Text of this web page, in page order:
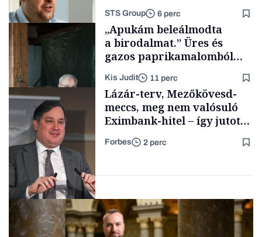
Energia
Támogatói tartalom
STS Group 6 perc
Családi
vállalkozások
„Apukám beleálmodta
a birodalmat.” Üres és
gazos paprikamalomból
lett az igazi családi
fűszersztori
Kis Judit 11 perc
Magyar cégek
Lázár-terv, Mezőkövesd-
meccs, meg nem valósuló
Eximbank-hitel – így jutott
el a bezárásig a 70 éves
téglagyár
Forbes 2 perc